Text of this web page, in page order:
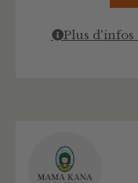
Plus d'infos